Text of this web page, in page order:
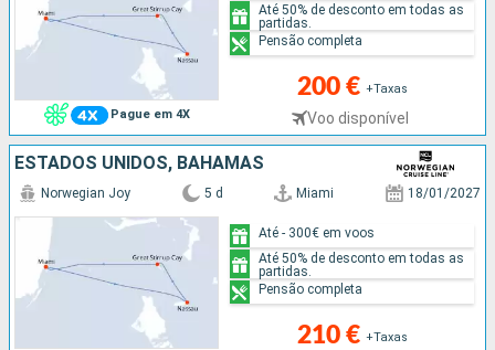
Pague em 4X
200 € +Taxas
Voo disponível
Até 50% de desconto em todas as
partidas.
Pensão completa
ESTADOS UNIDOS, BAHAMAS
Norwegian Joy 5 d Miami 18/01/2027
210 € +Taxas
Até - 300€ em voos
Até 50% de desconto em todas as
partidas.
Pensão completa